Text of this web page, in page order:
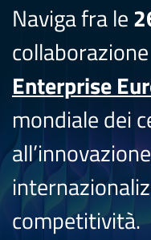
Naviga fra le
Enterprise
mondiale dei
competitività.